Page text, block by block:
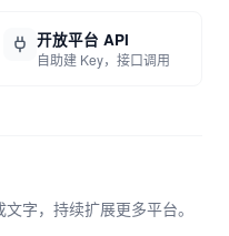
开放平台 API
自助建 Key，接口调用
字，持续扩展更多平台。